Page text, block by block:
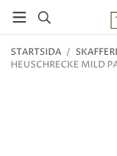
STARTSIDA /
HEUSCHRECKE MILD